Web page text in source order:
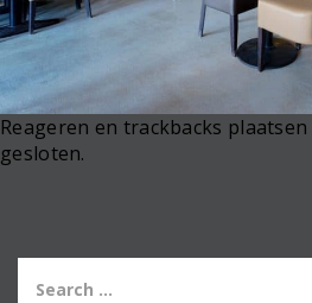
Reageren en trackbacks
gesloten.